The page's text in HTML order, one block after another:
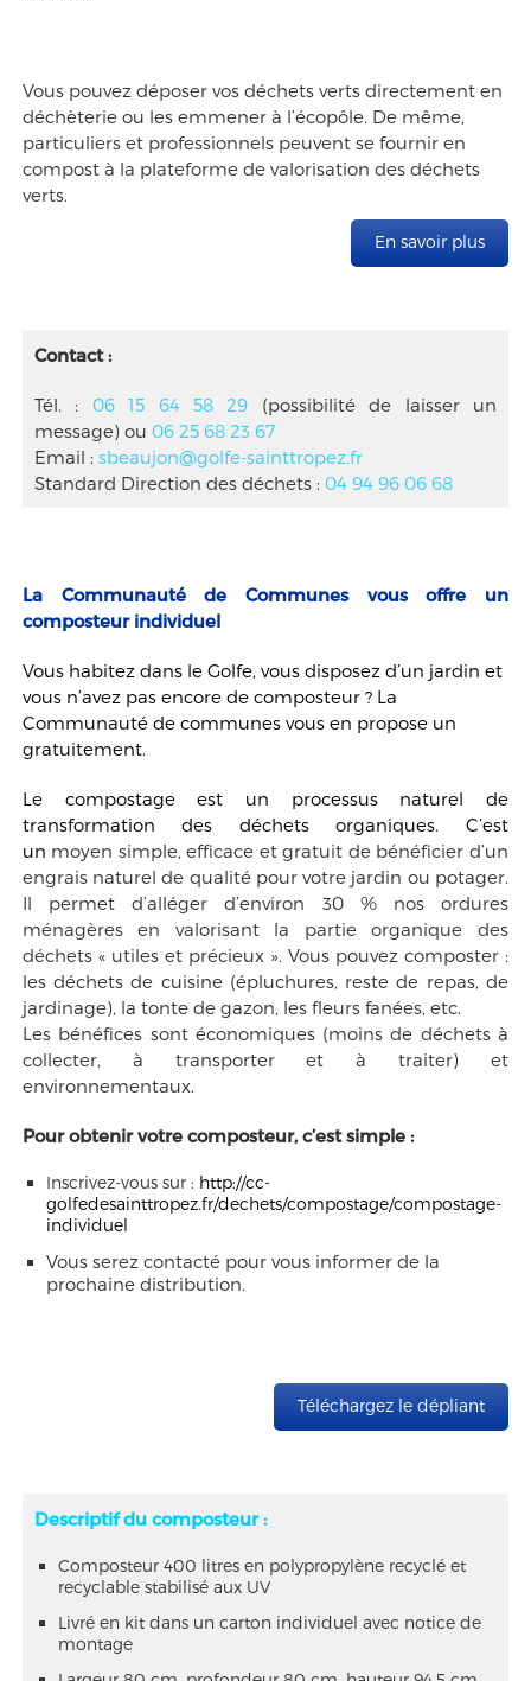
Vous pouvez déposer vos déchets verts directement en
déchèterie ou les emmener à l’écopôle. De même,
particuliers et professionnels peuvent se fournir en
compost à la plateforme de valorisation des déchets
verts.
En savoir plus
Contact :
Tél. : 06 15 64 58 29 (possibilité de laisser un
message) ou 06 25 68 23 67
Email : sbeaujon@golfe-sainttropez.fr
Standard Direction des déchets : 04 94 96 06 68
La Communauté de Communes vous offre un
composteur individuel
Vous habitez dans le Golfe, vous disposez d’un jardin et
vous n’avez pas encore de composteur ? La
Communauté de communes vous en propose un
gratuitement.
Le compostage est un processus naturel de
transformation des déchets organiques. C’est
un moyen simple, efficace et gratuit de bénéficier d’un
engrais naturel de qualité pour votre jardin ou potager.
Il permet d’alléger d’environ 30 % nos ordures
ménagères en valorisant la partie organique des
déchets « utiles et précieux ». Vous pouvez composter :
les déchets de cuisine (épluchures, reste de repas, de
jardinage), la tonte de gazon, les fleurs fanées, etc.
Les bénéfices sont économiques (moins de déchets à
collecter, à transporter et à traiter) et
environnementaux.
Pour obtenir votre composteur, c’est simple :
Inscrivez-vous sur : http://cc-
golfedesainttropez.fr/dechets/compostage/compostage-
individuel
Vous serez contacté pour vous informer de la
prochaine distribution.
Téléchargez le dépliant
Descriptif du composteur :
Composteur 400 litres en polypropylène recyclé et
recyclable stabilisé aux UV
Livré en kit dans un carton individuel avec notice de
montage